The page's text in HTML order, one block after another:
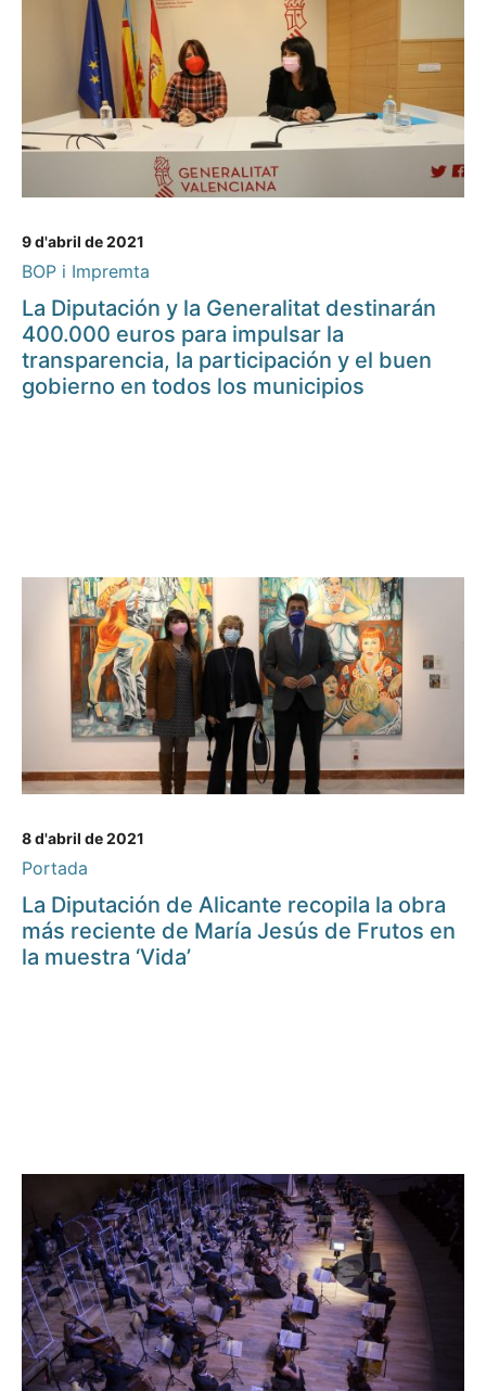
9 d'abril de 2021
BOP i Impremta
La Diputación y la Generalitat destinarán
400.000 euros para impulsar la
transparencia, la participación y el buen
gobierno en todos los municipios
8 d'abril de 2021
Portada
La Diputación de Alicante recopila la obra
más reciente de María Jesús de Frutos en
la muestra ‘Vida’